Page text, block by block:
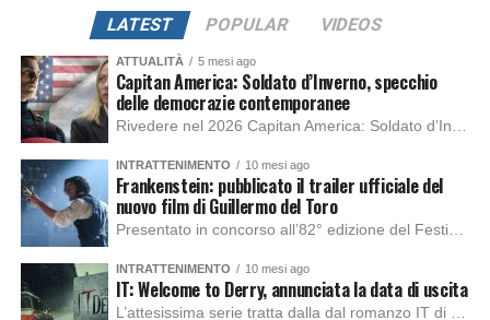
LATEST POPULAR VIDEOS
ATTUALITÀ 5 mesi ago
Capitan America: Soldato d’Inverno, specchio
delle democrazie contemporanee
INTRATTENIMENTO 10 mesi ago
Frankenstein: pubblicato il trailer ufficiale del
nuovo film di Guillermo del Toro
INTRATTENIMENTO 10 mesi ago
IT: Welcome to Derry, annunciata la data di uscita